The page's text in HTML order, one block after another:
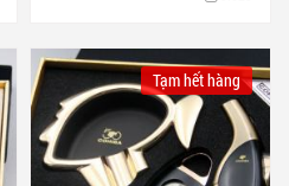
Tạm hết hàng